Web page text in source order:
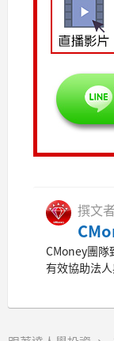
撰文者
CMoney團隊
有效協助法